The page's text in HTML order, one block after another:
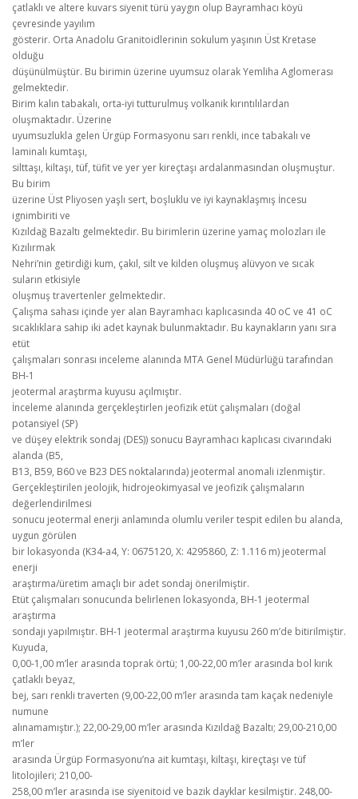
çatlaklı ve altere kuvars siyenit türü yaygın olup Bayramhacı köyü
çevresinde yayılım
gösterir. Orta Anadolu Granitoidlerinin sokulum yaşının Üst Kretase
olduğu
düşünülmüştür. Bu birimin üzerine uyumsuz olarak Yemliha Aglomerası
gelmektedir.
Birim kalın tabakalı, orta-iyi tutturulmuş volkanik kırıntılılardan
oluşmaktadır. Üzerine
uyumsuzlukla gelen Ürgüp Formasyonu sarı renkli, ince tabakalı ve
laminalı kumtaşı,
silttaşı, kiltaşı, tüf, tüfit ve yer yer kireçtaşı ardalanmasından oluşmuştur.
Bu birim
üzerine Üst Pliyosen yaşlı sert, boşluklu ve iyi kaynaklaşmış İncesu
ignimbiriti ve
Kızıldağ Bazaltı gelmektedir. Bu birimlerin üzerine yamaç molozları ile
Kızılırmak
Nehri’nin getirdiği kum, çakıl, silt ve kilden oluşmuş alüvyon ve sıcak
suların etkisiyle
oluşmuş travertenler gelmektedir.
Çalışma sahası içinde yer alan Bayramhacı kaplıcasında 40 oC ve 41 oC
sıcaklıklara sahip iki adet kaynak bulunmaktadır. Bu kaynakların yanı sıra
etüt
çalışmaları sonrası inceleme alanında MTA Genel Müdürlüğü tarafından
BH-1
jeotermal araştırma kuyusu açılmıştır.
İnceleme alanında gerçekleştirlen jeofizik etüt çalışmaları (doğal
potansiyel (SP)
ve düşey elektrik sondaj (DES)) sonucu Bayramhacı kaplıcası civarındaki
alanda (B5,
B13, B59, B60 ve B23 DES noktalarında) jeotermal anomali izlenmiştir.
Gerçekleştirilen jeolojik, hidrojeokimyasal ve jeofizik çalışmaların
değerlendirilmesi
sonucu jeotermal enerji anlamında olumlu veriler tespit edilen bu alanda,
uygun görülen
bir lokasyonda (K34-a4, Y: 0675120, X: 4295860, Z: 1.116 m) jeotermal
enerji
araştırma/üretim amaçlı bir adet sondaj önerilmiştir.
Etüt çalışmaları sonucunda belirlenen lokasyonda, BH-1 jeotermal
araştırma
sondajı yapılmıştır. BH-1 jeotermal araştırma kuyusu 260 m’de bitirilmiştir.
Kuyuda,
0,00-1,00 m’ler arasında toprak örtü; 1,00-22,00 m’ler arasında bol kırık
çatlaklı beyaz,
bej, sarı renkli traverten (9,00-22,00 m’ler arasında tam kaçak nedeniyle
numune
alınamamıştır.); 22,00-29,00 m’ler arasında Kızıldağ Bazaltı; 29,00-210,00
m’ler
arasında Ürgüp Formasyonu’na ait kumtaşı, kiltaşı, kireçtaşı ve tüf
litolojileri; 210,00-
258,00 m’ler arasında ise siyenitoid ve bazik dayklar kesilmiştir. 248,00-